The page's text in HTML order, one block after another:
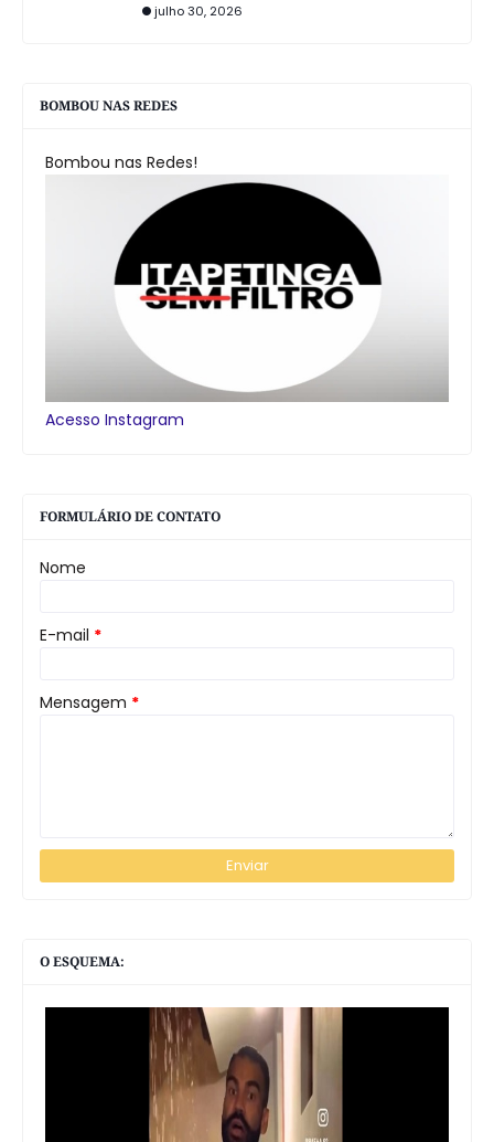
julho 30, 2026
BOMBOU NAS REDES
Bombou nas Redes!
Acesso Instagram
FORMULÁRIO DE CONTATO
Nome
E-mail *
Mensagem *
O ESQUEMA: